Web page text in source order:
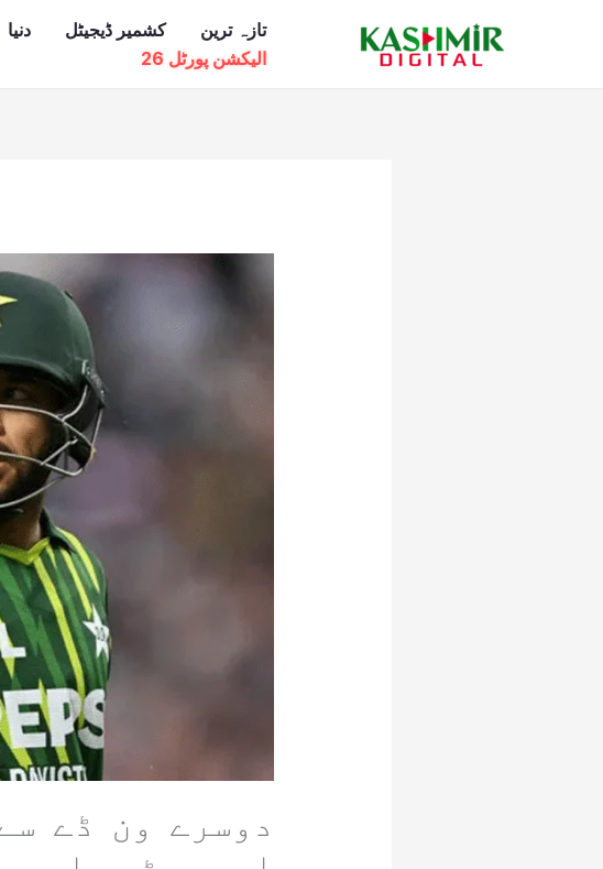
تازہ ترین کشمیر ڈیجیٹل دنیا
الیکشن پورٹل 26
دوسرے ون ڈے